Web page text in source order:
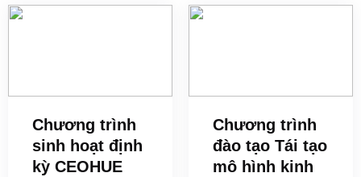
Chương trình
sinh hoạt định
kỳ CEOHUE
Chương trình
đào tạo Tái tạo
mô hình kinh